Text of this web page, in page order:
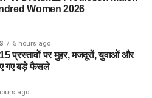
Women 2026
5 hours ago
प्रस्तावों पर मुहर, मजदूरों, युवाओं और
गए बड़े फैसले
ago